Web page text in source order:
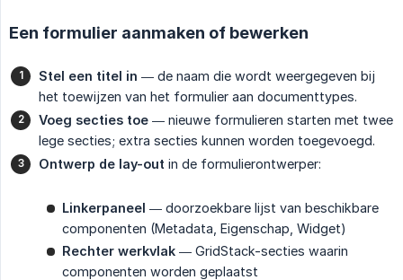
Een formulier aanmaken of bewerken
Stel een titel in — de naam die wordt weergegeven bij
het toewijzen van het formulier aan documenttypes.
Voeg secties toe — nieuwe formulieren starten met twee
lege secties; extra secties kunnen worden toegevoegd.
Ontwerp de lay-out in de formulierontwerper:
Linkerpaneel — doorzoekbare lijst van beschikbare
componenten (Metadata, Eigenschap, Widget)
Rechter werkvlak — GridStack-secties waarin
componenten worden geplaatst